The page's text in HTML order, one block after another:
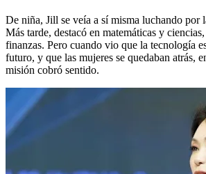
De niña, Jill se veía a sí misma luchando por
Más tarde, destacó en matemáticas y
finanzas. Pero cuando vio que la tecnología
futuro, y que las mujeres se quedaban atrás,
misión cobró sentido.